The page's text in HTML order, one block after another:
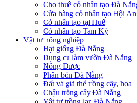
Cho thuê cỏ nhân tạo Đà
Cửa hàng cỏ nhân tạo Hội
Cỏ nhân tạo tại Huế
Cỏ nhân tạo Tam Kỳ
Vật tư nông nghiệp
Hạt giống Đà Nẵng
Dụng cụ làm vườn Đà Nẵng
Nông Dược
Phân bón Đà Nẵng
Đất và giá thể trồng cây, hoa
Chậu trồng cây Đà Nẵng
Vật tư trồng lan Đà Nẵng